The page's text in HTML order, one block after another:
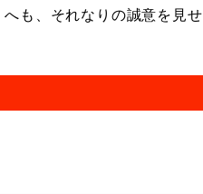
も、それなりの誠意を見せ